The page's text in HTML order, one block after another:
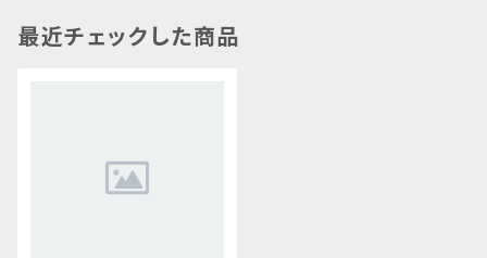
最近チェックした商品